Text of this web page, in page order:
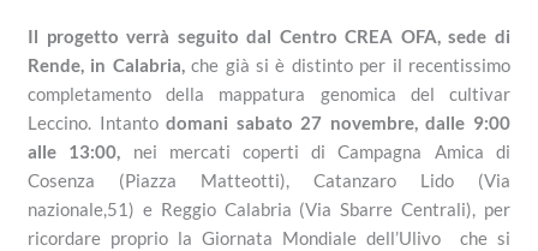
Il progetto verrà seguito dal Centro CREA OFA, sede di
Rende, in Calabria,che già si è distinto per il recentissimo
completamento della mappatura genomica del cultivar
Leccino. Intantodomani sabato 27 novembre, dalle 9:00
alle 13:00, nei mercati coperti di Campagna Amica di
Cosenza (Piazza Matteotti), Catanzaro Lido (Via
nazionale,51) e Reggio Calabria (Via Sbarre Centrali), per
ricordare proprio la Giornata Mondiale dell’Ulivo che si